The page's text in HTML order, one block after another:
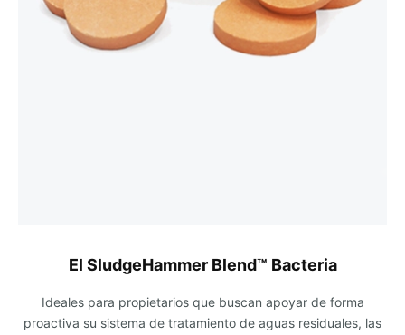
El SludgeHammer Blend™ Bacteria
Ideales para propietarios que buscan apoyar de forma
proactiva su sistema de tratamiento de aguas residuales, las